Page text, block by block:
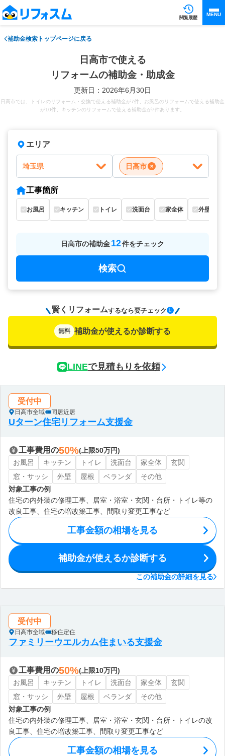
閲覧履歴
MENU
補助金検索トップページに戻る
日高市で使える
リフォームの補助金・助成金
更新日：2026年6月30日
日高市では、トイレのリフォーム・交換で使える補助金が7件、お風呂のリフォームで使える補助金
が10件、キッチンのリフォームで使える補助金が7件あります。
エリア
埼玉県 日高市
工事箇所
お風呂 キッチン トイレ 洗面台 家全体 外壁
日高市の補助金12件をチェック
検索
賢くリフォームするなら要チェック
無料 補助金が使えるか診断する
LINEで見積もりを依頼
受付中
日高市全域 同居近居
Uターン住宅リフォーム支援金
工事費用の50%(上限50万円)
お風呂
キッチン トイレ 洗面台 家全体
玄関
窓・サッシ
外壁 屋根 ベランダ
その他
対象工事の例
住宅の内外装の修理工事、居室・浴室・玄関・台所・トイレ等の
改良工事、住宅の増改築工事、間取り変更工事など
工事金額の相場を見る
補助金が使えるか診断する
この補助金の詳細を見る
受付中
日高市全域 移住定住
ファミリーウエルカム住まいる支援金
工事費用の50%(上限10万円)
お風呂
キッチン トイレ 洗面台 家全体
玄関
窓・サッシ
外壁 屋根 ベランダ
その他
対象工事の例
住宅の内外装の修理工事、居室・浴室・玄関・台所・トイレの改
良工事、住宅の増改築工事、間取り変更工事など
工事金額の相場を見る